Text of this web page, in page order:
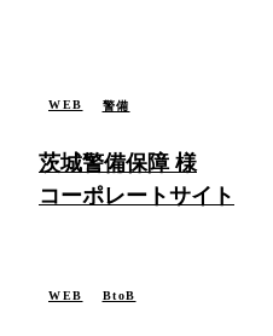
WORK / 001
WEB 警備
茨城警備保障 様
コーポレートサイト
WORK / 003
WEB BtoB